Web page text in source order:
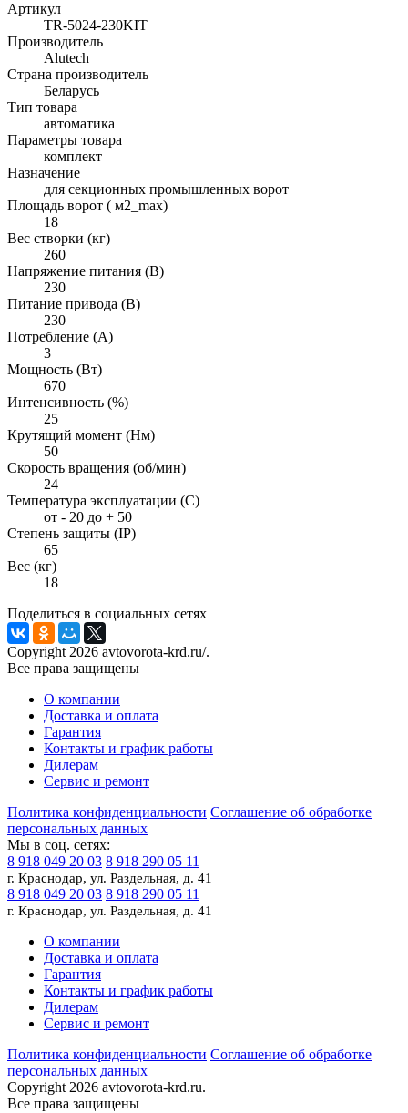
Артикул
TR-5024-230KIT
Производитель
Alutech
Страна производитель
Беларусь
Тип товара
автоматика
Параметры товара
комплект
Назначение
для секционных промышленных ворот
Площадь ворот ( м2_max)
18
Вес створки (кг)
260
Напряжение питания (В)
230
Питание привода (В)
230
Потребление (А)
3
Мощность (Вт)
670
Интенсивность (%)
25
Крутящий момент (Нм)
50
Скорость вращения (об/мин)
24
Температура эксплуатации (С)
от - 20 до + 50
Степень защиты (IP)
65
Вес (кг)
18
Поделиться в социальных сетях
Copyright 2026 avtovorota-krd.ru/.
Все права защищены
О компании
Доставка и оплата
Гарантия
Контакты и график работы
Дилерам
Сервис и ремонт
Политика конфиденциальности Соглашение об обработке
персональных данных
Мы в соц. сетях:
8 918 049 20 03 8 918 290 05 11
г. Краснодар, ул. Раздельная, д. 41
8 918 049 20 03 8 918 290 05 11
г. Краснодар, ул. Раздельная, д. 41
О компании
Доставка и оплата
Гарантия
Контакты и график работы
Дилерам
Сервис и ремонт
Политика конфиденциальности Соглашение об обработке
персональных данных
Copyright 2026 avtovorota-krd.ru.
Все права защищены